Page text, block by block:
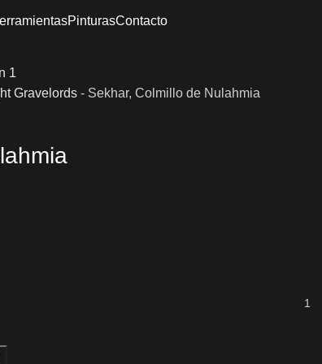
PinturasContacto
Gravelords - Sekhar, Colmillo de Nulahmia